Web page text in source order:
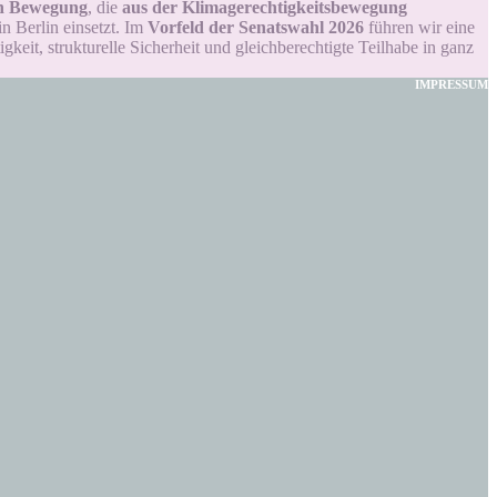
Bewegung, die aus der Klimagerechtigkeitsbewegung
Berlin einsetzt. Im Vorfeld der Senatswahl 2026 führen wir eine
strukturelle Sicherheit und gleichberechtigte Teilhabe in ganz
IMPRESSUM